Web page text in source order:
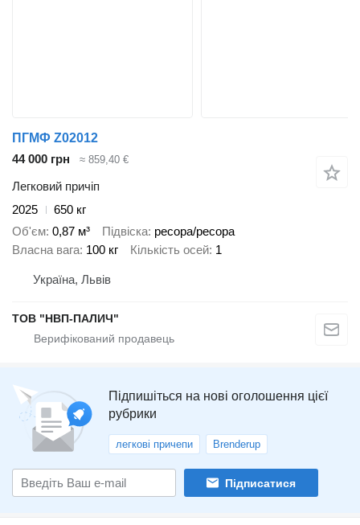
ПГМФ Z02012
44 000 грн
≈ 859,40 €
Легковий причіп
2025
650 кг
Об'єм 0,87 м³ Підвіска ресора/ресора
Власна вага 100 кг Кількість осей 1
Україна, Львів
ТОВ "НВП-ПАЛИЧ"
Підпишіться на нові оголошення цієї
рубрики
легкові причепи Brenderup
Підписатися